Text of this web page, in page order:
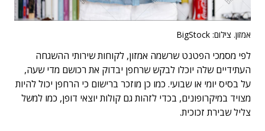
אמזון. צילום: BigStock
לפי מסמכי הפטנט שרשמה אמזון, לקוחות שירותי ההשגחה
העתידיים שלה יוכלו לבקש שרחפן יבדוק את רכושם מדי שעה,
על בסיס יומי או שבועי. כמו כן מוזכר ברישום כי הרחפן יכול להיות
מצויד במיקרופונים, בכדי לזהות גם קולות יוצאי דופן, כמו למשל
צליל שבירת זכוכית.